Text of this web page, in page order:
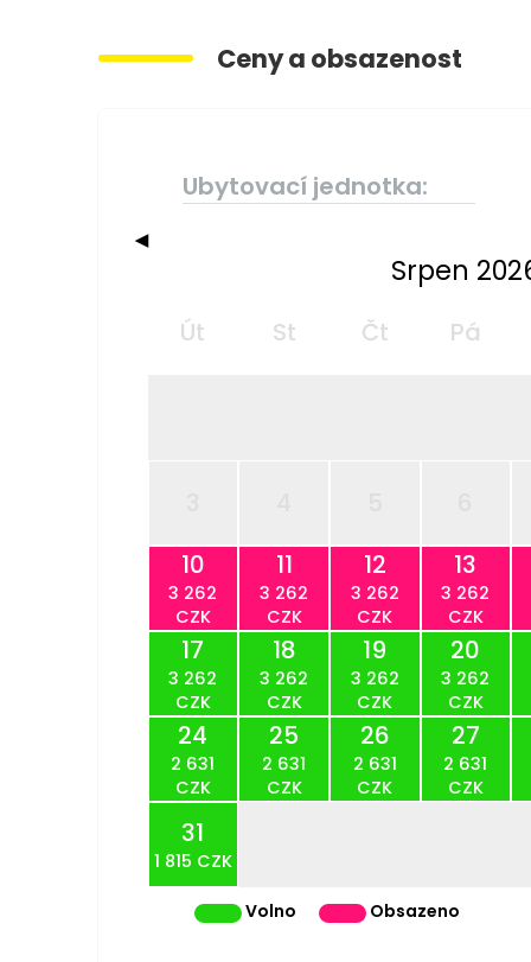
Ceny a obsazenost
Ubytovací jednotka:
◀
Srpen
Út St Čt Pá
10
3 262
CZK
11
3 262
CZK
12
3 262
CZK
13
3 262
CZK
17
3 262
CZK
18
3 262
CZK
19
3 262
CZK
20
3 262
CZK
24
2 631
CZK
25
2 631
CZK
26
2 631
CZK
27
2 631
CZK
31
1 815 CZK
Volno Obsazeno